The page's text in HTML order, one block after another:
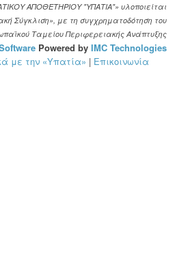
ΑΠΟΘΕΤΗΡΙΟΥ "ΥΠΑΤΙΑ"» υλοποιείται
Σύγκλιση», με τη συγχρηματοδότηση του
Ταμείου Περιφερειακής Ανάπτυξης
Powered by IMC Technologies
με την «Υπατία» | Επικοινωνία